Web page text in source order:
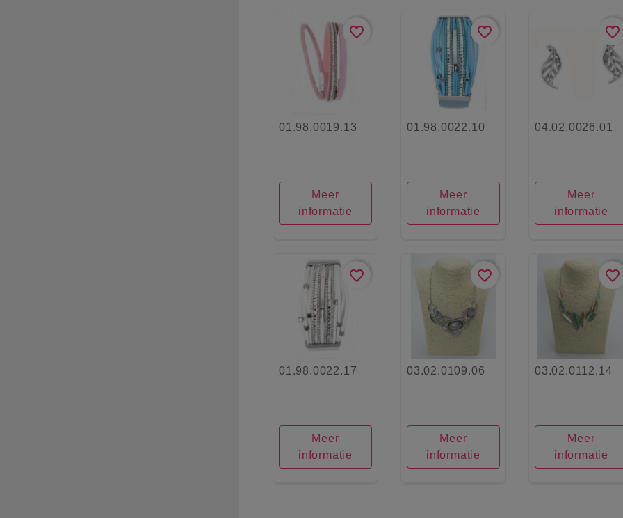
favorite_border
01.98.0019.13
Meer
informatie
favorite_border
01.98.0022.10
Meer
informatie
favorite_border
04.02.0026.01
Meer
informatie
favorite_border
01.98.0022.17
Meer
informatie
favorite_border
03.02.0109.06
Meer
informatie
favorite_border
03.02.0112.14
Meer
informatie